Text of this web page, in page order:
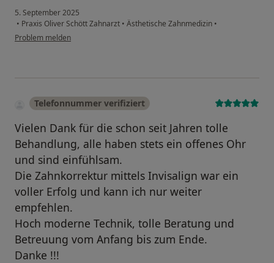
5. September 2025
• Praxis Oliver Schött Zahnarzt • Ästhetische Zahnmedizin •
Problem melden
Telefonnummer verifiziert
Vielen Dank für die schon seit Jahren tolle
Behandlung, alle haben stets ein offenes Ohr
und sind einfühlsam.
Die Zahnkorrektur mittels Invisalign war ein
voller Erfolg und kann ich nur weiter
empfehlen.
Hoch moderne Technik, tolle Beratung und
Betreuung vom Anfang bis zum Ende.
Danke !!!